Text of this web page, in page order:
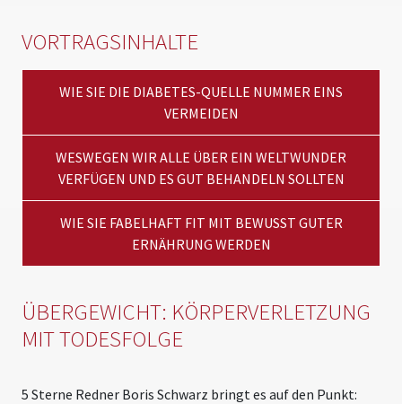
VORTRAGSINHALTE
WIE SIE DIE DIABETES-QUELLE NUMMER EINS
VERMEIDEN
WESWEGEN WIR ALLE ÜBER EIN WELTWUNDER
VERFÜGEN UND ES GUT BEHANDELN SOLLTEN
WIE SIE FABELHAFT FIT MIT BEWUSST GUTER
ERNÄHRUNG WERDEN
ÜBERGEWICHT: KÖRPERVERLETZUNG
MIT TODESFOLGE
5 Sterne Redner Boris Schwarz bringt es auf den Punkt: